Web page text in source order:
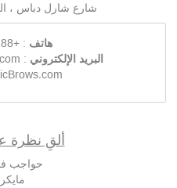
شارع شارل دباس ،
هاتف : +9613199188
البريد الإلكتروني : info@realisticbrows.com
ألقِ نظرة
حواجب